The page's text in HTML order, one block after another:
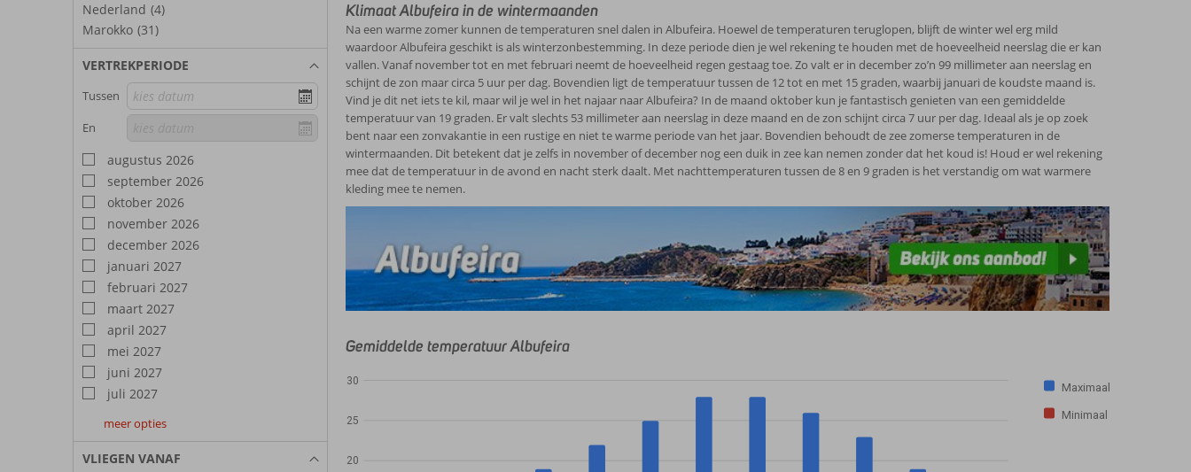
Nederland (4)
Marokko (31)
VERTREKPERIODE
Tussen
En
augustus 2026
september 2026
oktober 2026
november 2026
december 2026
januari 2027
februari 2027
maart 2027
april 2027
mei 2027
juni 2027
juli 2027
augustus
2027
september
2027
oktober
2027
meer opties
VLIEGEN VANAF
Klimaat Albufeira in de wintermaanden
Na een warme zomer kunnen de temperaturen snel dalen in Albufeira. Hoewel de temperaturen teruglopen, blijft de winter wel erg mild
waardoor Albufeira geschikt is als winterzonbestemming. In deze periode dien je wel rekening te houden met de hoeveelheid neerslag die er kan
vallen. Vanaf november tot en met februari neemt de hoeveelheid regen gestaag toe. Zo valt er in december zo’n 99 millimeter aan neerslag en
schijnt de zon maar circa 5 uur per dag. Bovendien ligt de temperatuur tussen de 12 tot en met 15 graden, waarbij januari de koudste maand is.
Vind je dit net iets te kil, maar wil je wel in het najaar naar Albufeira? In de maand oktober kun je fantastisch genieten van een gemiddelde
temperatuur van 19 graden. Er valt slechts 53 millimeter aan neerslag in deze maand en de zon schijnt circa 7 uur per dag. Ideaal als je op zoek
bent naar een zonvakantie in een rustige en niet te warme periode van het jaar. Bovendien behoudt de zee zomerse temperaturen in de
wintermaanden. Dit betekent dat je zelfs in november of december nog een duik in zee kan nemen zonder dat het koud is! Houd er wel rekening
mee dat de temperatuur in de avond en nacht sterk daalt. Met nachttemperaturen tussen de 8 en 9 graden is het verstandig om wat warmere
kleding mee te nemen.
Gemiddelde temperatuur Albufeira
Maximaal
Minimaal
20
25
30